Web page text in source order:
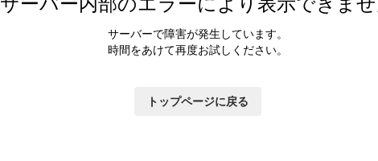
サーバーで障害が発生しています。
時間をあけて再度お試しください。
トップページに戻る